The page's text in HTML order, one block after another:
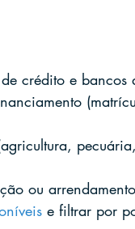
crédito e bancos
ou
e filtrar por